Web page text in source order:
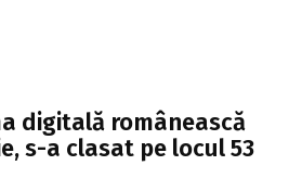
digitală românească
s-a clasat pe locul 53